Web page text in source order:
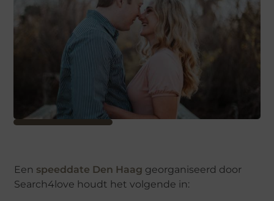
Een speeddate Den Haag georganiseerd door
Search4love houdt het volgende in: